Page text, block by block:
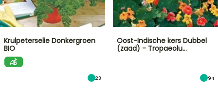
Krulpeterselie Donkergroen
BIO
23
Oost-Indische kers Dubbel
(zaad) - Tropaeolu…
94